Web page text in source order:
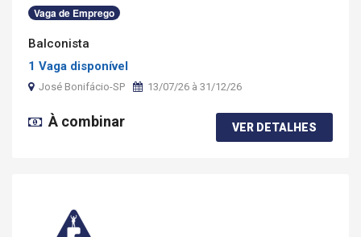
Vaga de Emprego
Balconista
1 Vaga disponível
José Bonifácio-SP 13/07/26 à 31/12/26
À combinar VER DETALHES